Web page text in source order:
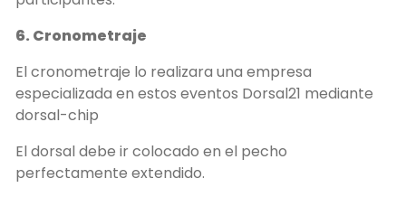
6. Cronometraje
El cronometraje lo realizara una empresa
especializada en estos eventos Dorsal21 mediante
dorsal-chip
El dorsal debe ir colocado en el pecho
perfectamente extendido.